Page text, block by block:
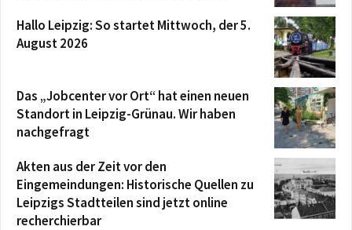
Hallo Leipzig: So startet Mittwoch, der 5.
August 2026
Das „Jobcenter vor Ort“ hat einen neuen
Standort in Leipzig-Grünau. Wir haben
nachgefragt
Akten aus der Zeit vor den
Eingemeindungen: Historische Quellen zu
Leipzigs Stadtteilen sind jetzt online
recherchierbar